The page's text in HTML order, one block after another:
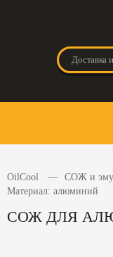
Доставка
OilCool
СОЖ и
Материал: алюминий
СОЖ ДЛЯ